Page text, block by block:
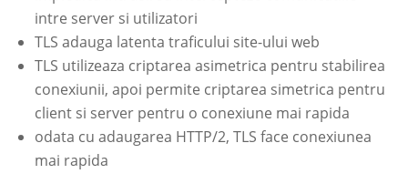
intre server si utilizatori
TLS adauga latenta traficului site-ului web
TLS utilizeaza criptarea asimetrica pentru stabilirea
conexiunii, apoi permite criptarea simetrica pentru
client si server pentru o conexiune mai rapida
odata cu adaugarea HTTP/2, TLS face conexiunea
mai rapida